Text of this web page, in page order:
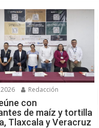
Redacción
con
de maíz y tortilla
Tlaxcala y Veracruz